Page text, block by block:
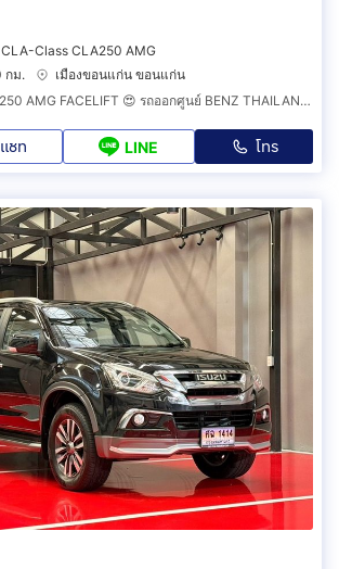
Class CLA250 AMG
กม.
เมืองขอนแก่น ขอนแก่น
😍 2017 BENZ CLA 250 AMG FACELIFT 😍 รถออกศูนย์ BENZ THAILAND รถวิ่งน้อย เข้าศูนย์ทุกระยะ รถไม่เคยมีอุบัติเหตุครับ
แชท LINE โทร